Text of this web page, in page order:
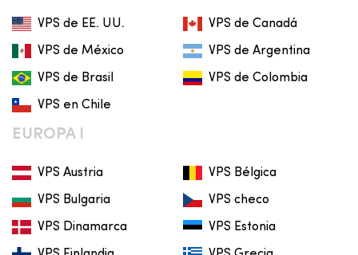
VPS de EE. UU. VPS de Canadá
VPS de México VPS de Argentina
VPS de Brasil VPS de Colombia
VPS en Chile
EUROPA I
VPS Austria VPS Bélgica
VPS Bulgaria VPS checo
VPS Dinamarca VPS Estonia